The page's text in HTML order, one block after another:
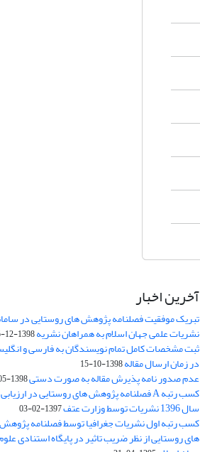
آخرین اخبار
تبریک موفقیت فصلنامه پژوهش های روستایی در
نشریات علمی جهان اسلام به همراهان نشریه1398-12-15
ثبت مشخصات کامل تمام نویسندگان به فارسی و
در زمان ارسال مقاله1398-10-15
عدم صدور نامه پذیرش مقاله به صورت دستی1398-05-23
کسب رتبه A فصلنامه پژوهش های روستایی در ارزیابی
سال 1396 نشریات توسط وزارت عتف 1397-02-03
کسب رتبه اول نشریات جغرافیا توسط فصلنامه پژوهش
های روستایی از نظر ضریب تاثیر در پایگاه استنادی